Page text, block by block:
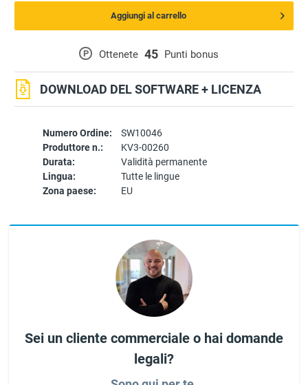
Numero Ordine:
SW10046
Produttore n.:
KV3-00260
Durata:
Validità permanente
Lingua:
Tutte le lingue
Zona paese:
EU
P Ottenete 45 Punti bonus
DOWNLOAD DEL SOFTWARE + LICENZA
Aggiungi al carrello
Sei un cliente commerciale o hai domande
legali?